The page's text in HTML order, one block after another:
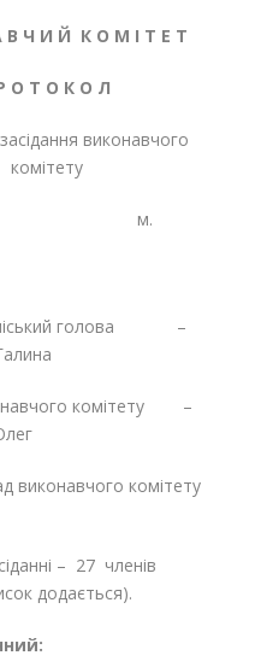
В Ч И Й К О М І Т Е Т
О Т О К О Л
виконавчого
комітету
м.
міський голова –
комітету –
виконавчого комітету
– 27 членів
додається).